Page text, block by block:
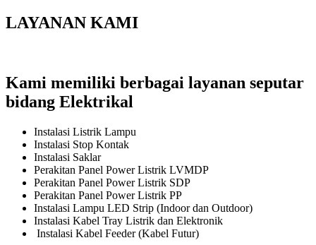
LAYANAN KAMI
Kami memiliki berbagai layanan seputar
bidang Elektrikal
Instalasi Listrik Lampu
Instalasi Stop Kontak
Instalasi Saklar
Perakitan Panel Power Listrik LVMDP
Perakitan Panel Power Listrik SDP
Perakitan Panel Power Listrik PP
Instalasi Lampu LED Strip (Indoor dan Outdoor)
Instalasi Kabel Tray Listrik dan Elektronik
Instalasi Kabel Feeder (Kabel Futur)